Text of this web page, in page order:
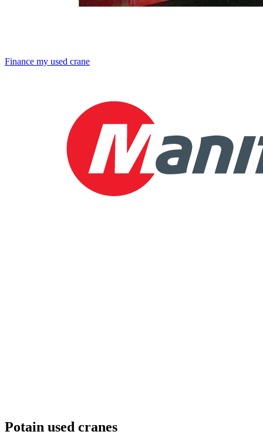
Finance my used crane
Potain used cranes